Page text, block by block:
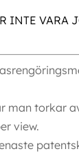
INTE VARA
man torkar
view.